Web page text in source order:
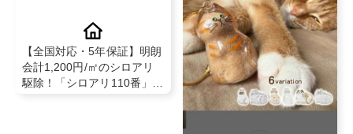
【全国対応・5年保証】明朗
会計1,200円/㎡のシロアリ
駆除！「シロアリ110番」新